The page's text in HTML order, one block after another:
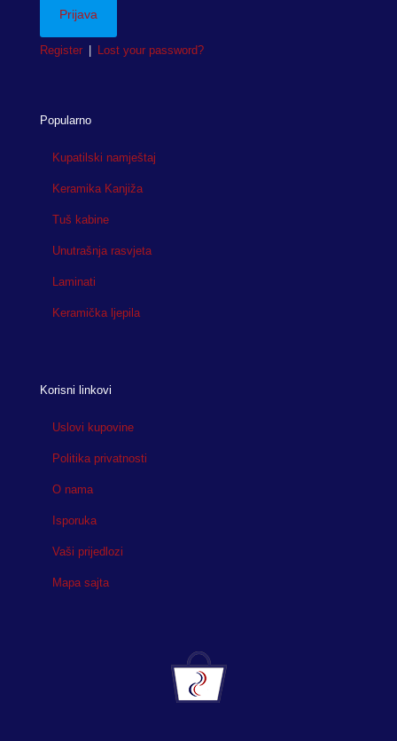
Register Lost your password?
Popularno
Kupatilski namještaj
Keramika Kanjiža
Tuš kabine
Unutrašnja rasvjeta
Laminati
Keramička ljepila
Korisni linkovi
Uslovi kupovine
Politika privatnosti
O nama
Isporuka
Vaši prijedlozi
Mapa sajta